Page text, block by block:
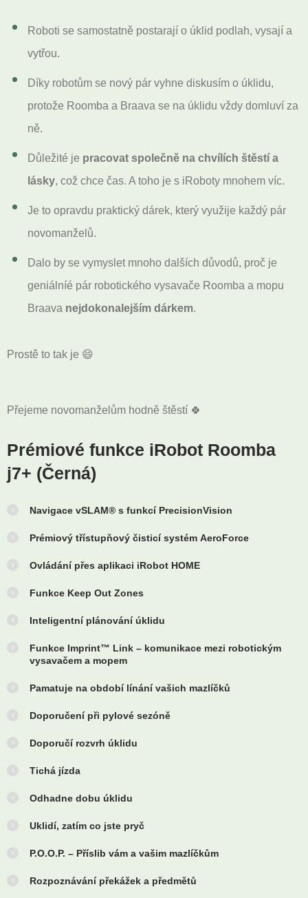
Roboti se samostatně postarají o úklid podlah, vysají a
vytřou.
Díky robotům se nový pár vyhne diskusím o úklidu,
protože Roomba a Braava se na úklidu vždy domluví za
ně.
Důležité je pracovat společně na chvílích štěstí a
lásky, což chce čas. A toho je s iRoboty mnohem víc.
Je to opravdu praktický dárek, který využije každý pár
novomanželů.
Dalo by se vymyslet mnoho dalších důvodů, proč je
geniálníé pár robotického vysavače Roomba a mopu
Braava nejdokonalejším dárkem.
Prostě to tak je 😄
Přejeme novomanželům hodně štěstí 🍀
Prémiové funkce iRobot Roomba
j7+ (Černá)
Navigace vSLAM® s funkcí PrecisionVision
Prémiový třístupňový čisticí systém AeroForce
Ovládání přes aplikaci iRobot HOME
Funkce Keep Out Zones
Inteligentní plánování úklidu
Funkce Imprint™ Link – komunikace mezi robotickým
vysavačem a mopem
Pamatuje na období línání vašich mazlíčků
Doporučení při pylové sezóně
Doporučí rozvrh úklidu
Tichá jízda
Odhadne dobu úklidu
Uklidí, zatím co jste pryč
P.O.O.P. – Příslib vám a vašim mazlíčkům
Rozpoznávání překážek a předmětů